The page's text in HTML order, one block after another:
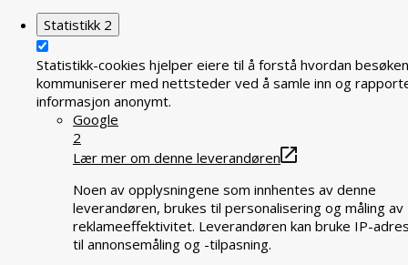
Statistikk 2
Statistikk-cookies hjelper eiere til å forstå hvordan
kommuniserer med nettsteder ved å samle inn og
informasjon anonymt.
Google
2
Lær mer om denne leverandøren
Noen av opplysningene som innhentes av denne
leverandøren, brukes til personalisering og måling av
reklameeffektivitet. Leverandøren kan bruke IP-
til annonsemåling og -tilpasning.